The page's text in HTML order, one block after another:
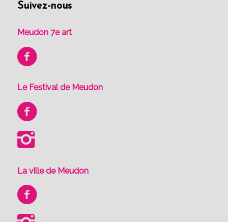
Suivez-nous
Meudon 7e art
Le Festival de Meudon
La ville de Meudon